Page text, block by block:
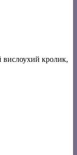
кролик,